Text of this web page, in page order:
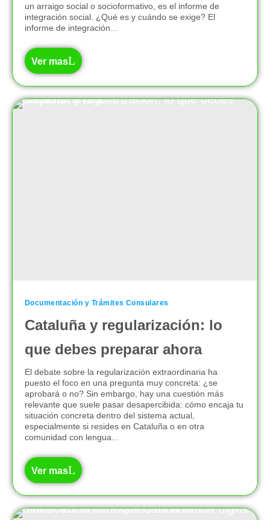
un arraigo social o socioformativo, es el informe de
integración social. ¿Qué es y cuándo se exige? El
informe de integración...
Ver mas
Documentación y Trámites Consulares
Cataluña y regularización: lo
que debes preparar ahora
El debate sobre la regularización extraordinaria ha
puesto el foco en una pregunta muy concreta: ¿se
aprobará o no? Sin embargo, hay una cuestión más
relevante que suele pasar desapercibida: cómo encaja tu
situación concreta dentro del sistema actual,
especialmente si resides en Cataluña o en otra
comunidad con lengua...
Ver mas